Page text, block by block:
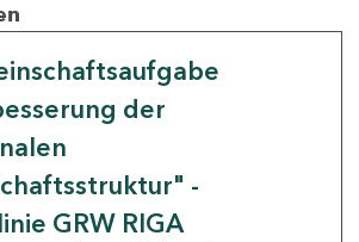
der
-
GRW RIGA